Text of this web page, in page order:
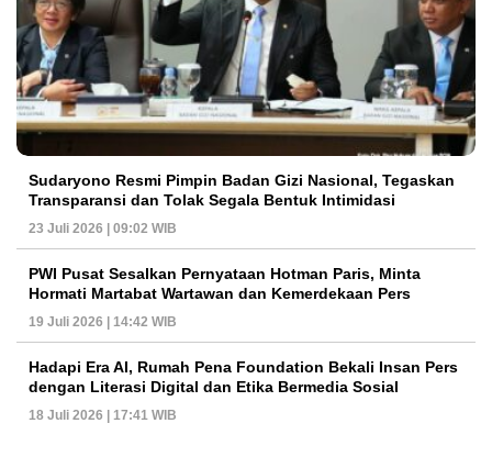
Sudaryono Resmi Pimpin Badan Gizi Nasional, Tegaskan
Transparansi dan Tolak Segala Bentuk Intimidasi
23 Juli 2026 | 09:02 WIB
PWI Pusat Sesalkan Pernyataan Hotman Paris, Minta
Hormati Martabat Wartawan dan Kemerdekaan Pers
19 Juli 2026 | 14:42 WIB
Hadapi Era AI, Rumah Pena Foundation Bekali Insan Pers
dengan Literasi Digital dan Etika Bermedia Sosial
18 Juli 2026 | 17:41 WIB